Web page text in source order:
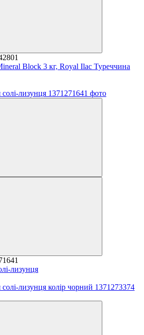
Block 3 кг, Royal Ilac Туреччина
лизунця